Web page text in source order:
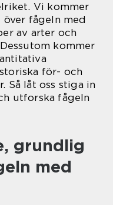
Vi kommer
fågeln med
av arter och
kommer
för- och
Så låt oss stiga in
utforska fågeln
grundlig
med